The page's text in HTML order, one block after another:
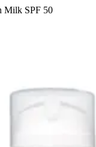
Milk SPF 50